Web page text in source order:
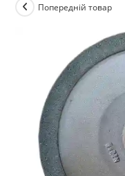
Попередній товар